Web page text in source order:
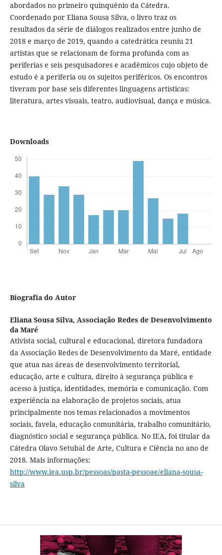
abordados no primeiro quinquênio da Cátedra.
Coordenado por Eliana Sousa Silva, o livro traz os
resultados da série de diálogos realizados entre junho de
2018 e março de 2019, quando a catedrática reuniu 21
artistas que se relacionam de forma profunda com as
periferias e seis pesquisadores e acadêmicos cujo objeto de
estudo é a periferia ou os sujeitos periféricos. Os encontros
tiveram por base seis diferentes linguagens artísticas:
literatura, artes visuais, teatro, audiovisual, dança e música.
Downloads
Biografia do Autor
Eliana Sousa Silva, Associação Redes de Desenvolvimento
da Maré
Ativista social, cultural e educacional, diretora fundadora
da Associação Redes de Desenvolvimento da Maré, entidade
que atua nas áreas de desenvolvimento territorial,
educação, arte e cultura, direito à segurança pública e
acesso à justiça, identidades, memória e comunicação. Com
experiência na elaboração de projetos sociais, atua
principalmente nos temas relacionados a movimentos
sociais, favela, educação comunitária, trabalho comunitário,
diagnóstico social e segurança pública. No IEA, foi titular da
Cátedra Olavo Setubal de Arte, Cultura e Ciência no ano de
2018. Mais informações:
http://www.iea.usp.br/pessoas/pasta-pessoae/eliana-sousa-
silva